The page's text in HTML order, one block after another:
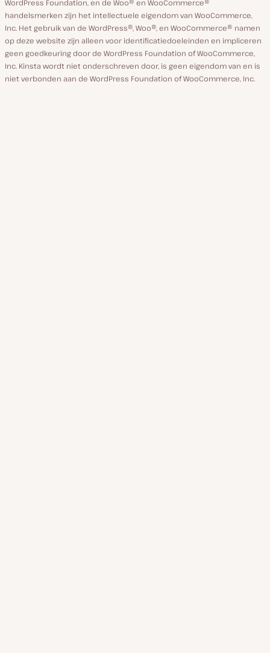
WordPress Foundation, en de Woo® en WooCommerce®
handelsmerken zijn het intellectuele eigendom van WooCommerce,
Inc. Het gebruik van de WordPress®, Woo®, en WooCommerce® namen
op deze website zijn alleen voor identificatiedoeleinden en impliceren
geen goedkeuring door de WordPress Foundation of WooCommerce,
Inc. Kinsta wordt niet onderschreven door, is geen eigendom van en is
niet verbonden aan de WordPress Foundation of WooCommerce, Inc.